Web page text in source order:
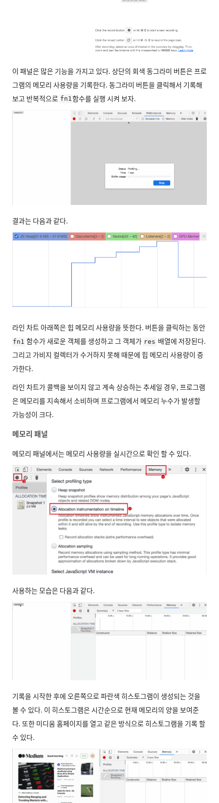
이 패널은 많은 기능을 가지고 있다. 상단의 회색 동그라미 버튼은 프로
그램의 메모리 사용량을 기록한다. 동그라미 버튼을 클릭해서 기록해
보고 반복적으로 fn1함수를 실행 시켜 보자.
결과는 다음과 같다.
라인 차트 아래쪽은 힙 메모리 사용량을 뜻한다. 버튼을 클릭하는 동안
fn1 함수가 새로운 객체를 생성하고 그 객체가 res 배열에 저장된다.
그리고 가비지 컬렉터가 수거하지 못해 때문에 힙 메모리 사용량이 증
가한다.
라인 차트가 콜백을 보이지 않고 계속 상승하는 추세일 경우, 프로그램
은 메모리를 지속해서 소비하며 프로그램에서 메모리 누수가 발생할
가능성이 크다.
메모리 패널
메모리 패널에서는 메모리 사용량을 실시간으로 확인 할 수 있다.
사용하는 모습은 다음과 같다.
기록을 시작한 후에 오른쪽으로 파란색 히스토그램이 생성되는 것을
볼 수 있다. 이 히스토그램은 시간순으로 현재 메모리의 양을 보여준
다. 또한 미디움 홈페이지를 열고 같은 방식으로 히스토그램을 기록 할
수 있다.